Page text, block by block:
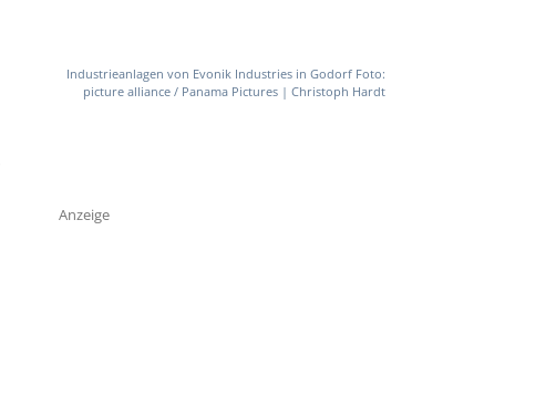
Industrieanlagen von Evonik Industries in Godorf Foto:
picture alliance / Panama Pictures | Christoph Hardt
Anzeige